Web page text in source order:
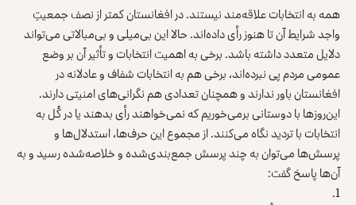
همه به انتخابات علاقه‌مند نیستند. در افغانستان کمتر از نصف جمعیتِ
واجد شرایط آن تا هنوز رأی داده‌اند. حالا این بی‌میلی و بی‌مبالاتی می‌تواند
دلایل متعدد داشته باشد. برخی به اهمیت انتخابات و تأثیر آن بر وضع
عمومی مردم پی نبرده‌اند، برخی هم به انتخابات شفاف و عادلانه در
افغانستان باور ندارند و همچنان تعدادی هم نگرانی‌های امنیتی دارند.
این‌روزها با دوستانی برمی‌خوریم که نمی‌خواهند رأی بدهند یا در کُل به
انتخابات با تردید نگاه می‌کنند. از مجموع این حرف‌‌ها، استدلال‌ها و
پرسش‌ها می‌توان به چند پرسش جمع‌بندی‌شده و خلاصه‌شده رسید و به
آن‌ها پاسخ گفت: